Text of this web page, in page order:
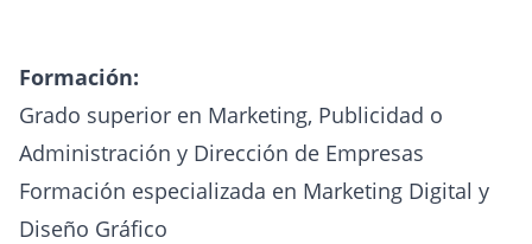
Formación:
Grado superior en Marketing, Publicidad o
Administración y Dirección de Empresas
Formación especializada en Marketing Digital y
Diseño Gráfico